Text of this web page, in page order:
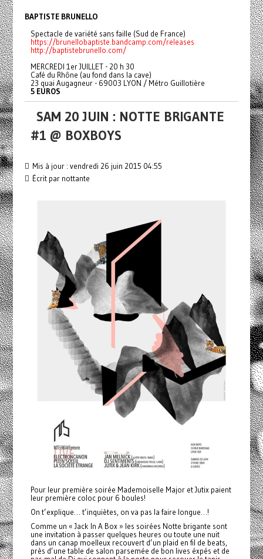
BAPTISTE BRUNELLO
Spectacle de variété sans faille (Sud de France)
https://brunellobaptiste.bandcamp.com/releases
http://baptistebrunello.com/
MERCREDI 1er JUILLET - 20 h 30
Café du Rhône (au fond dans la cave)
23 quai Augagneur - 69003 LYON / Métro Guillotière
5 EUROS
SAM 20 JUIN : NOTTE BRIGANTE
#1 @ BOXBOYS
Mis à jour : vendredi 26 juin 2015 04:55
Écrit par nottante
Pour leur première soirée Mademoiselle Major et Jutix paient
leur première coloc pour 6 boules!
On t’explique… t’inquiètes, on va pas la faire longue…!
Comme un « Jack In A Box » les soirées Notte brigante sont
une invitation à passer quelques heures ou toute une nuit
dans un canap moelleux recouvert d’un plaid en fil de beats,
près d’une table de salon parsemée de bon lives éxpés et de